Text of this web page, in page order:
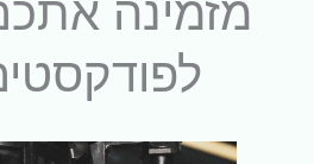
מזמינה